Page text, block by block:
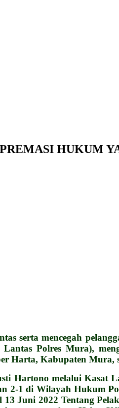
HUKUM
serta mencegah
Polres Mura),
Harta, Kabupaten
Hartono melalui Kasat
2-1 di Wilayah Hukum
Juni 2022 Tentang